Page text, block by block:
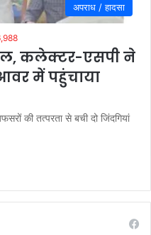
अपराध / हादसा
कलेक्टर-एसपी ने
में पहुंचाया
की तत्परता से बची दो जिंदगियां